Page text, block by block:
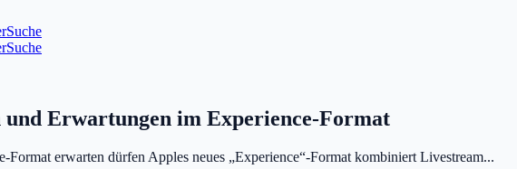
Suche
Suche
und Erwartungen im Experience-Format
erwarten dürfen Apples neues „Experience“-Format kombiniert Livestream...